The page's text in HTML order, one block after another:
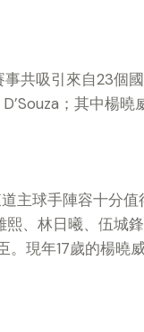
共吸引來自23個
；其中楊曉
主球手陣容十分
、林日曦、伍城
現年17歲的楊曉